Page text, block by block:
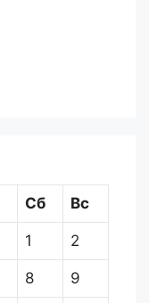
Сб Вс
1 2
8 9